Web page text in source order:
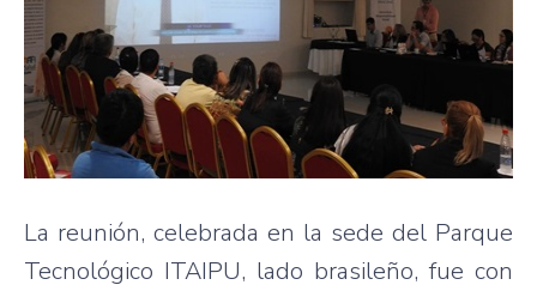
La reunión, celebrada en la sede del Parque
Tecnológico ITAIPU, lado brasileño, fue con